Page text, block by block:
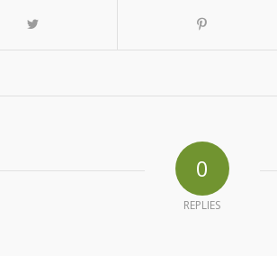
0
REPLIES